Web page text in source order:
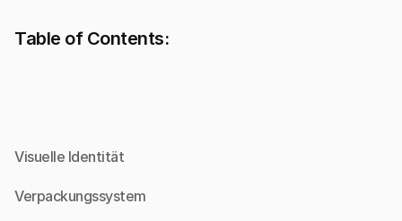
Table of Contents:
Visuelle Identität
Verpackungssystem